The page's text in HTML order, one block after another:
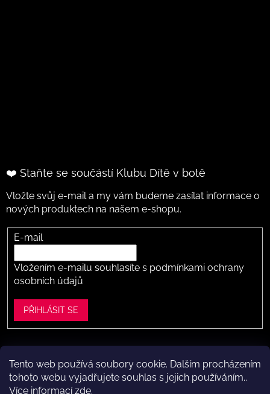
Tento web používá soubory cookie. Dalším procházením
tohoto webu vyjadřujete souhlas s jejich používáním..
Více informacízde.
❤️ Staňte se součástí Klubu Dítě v botě
Vložte svůj e-mail a my vám budeme zasílat informace o
nových produktech na našem e-shopu.
E-mail
Vložením e-mailu souhlasíte s podmínkami ochrany
osobních údajů
PŘIHLÁSIT SE
Vytvořil Shoptet